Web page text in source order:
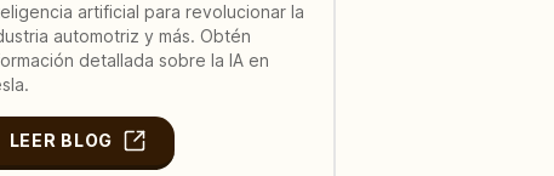
artificial para revolucionar la
automotriz y más. Obtén
detallada sobre la IA en
LEER BLOG